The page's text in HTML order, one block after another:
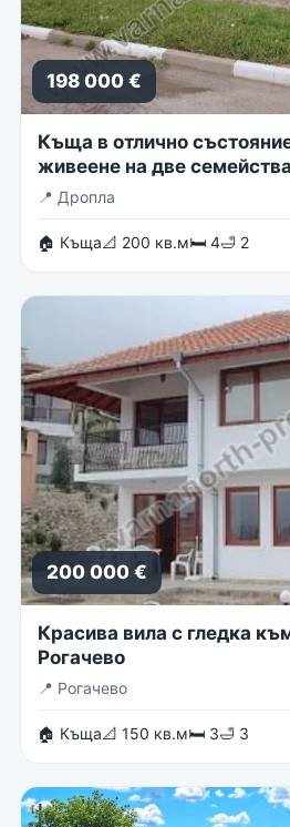
198 000 €
Къща в отлично
живеене на две семейства
📍 Дропла
🏠 Къща📐 200 кв.м🛏 4🛁 2
200 000 €
Красива вила с гледка
Рогачево
📍 Рогачево
🏠 Къща📐 150 кв.м🛏 3🛁 3